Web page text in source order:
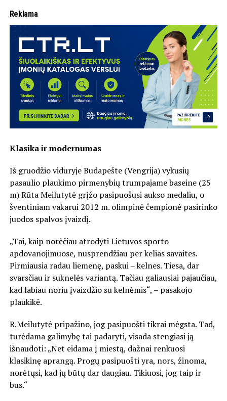
Reklama
Klasika ir modernumas
Iš gruodžio viduryje Budapešte (Vengrija) vykusių
pasaulio plaukimo pirmenybių trumpajame baseine (25
m) Rūta Meilutytė grįžo pasipuošusi aukso medaliu, o
šventiniam vakarui 2012 m. olimpinė čempionė pasirinko
juodos spalvos įvaizdį.
„Tai, kaip norėčiau atrodyti Lietuvos sporto
apdovanojimuose, nusprendžiau per kelias savaites.
Pirmiausia radau liemenę, paskui – kelnes. Tiesa, dar
svarsčiau ir suknelės variantą. Tačiau galiausiai pajaučiau,
kad labiau noriu įvaizdžio su kelnėmis“, – pasakojo
plaukikė.
R.Meilutytė pripažino, jog pasipuošti tikrai mėgsta. Tad,
turėdama galimybę tai padaryti, visada stengiasi ją
išnaudoti: „Net eidama į miestą, dažnai renkuosi
klasikinę aprangą. Progų pasipuošti yra, nors, žinoma,
norėtųsi, kad jų būtų dar daugiau. Tikiuosi, jog taip ir
bus.“